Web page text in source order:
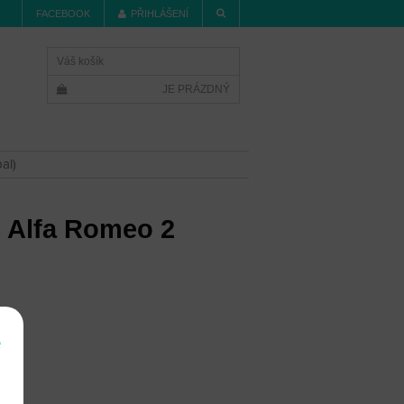
FACEBOOK PŘIHLÁŠENÍ
Váš košík
JE PRÁZDNÝ
Romeo 2